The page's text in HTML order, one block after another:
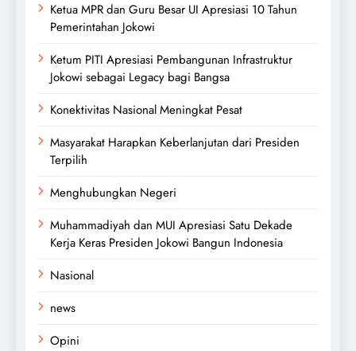
Ketua MPR dan Guru Besar UI Apresiasi 10 Tahun
Pemerintahan Jokowi
Ketum PITI Apresiasi Pembangunan Infrastruktur
Jokowi sebagai Legacy bagi Bangsa
Konektivitas Nasional Meningkat Pesat
Masyarakat Harapkan Keberlanjutan dari Presiden
Terpilih
Menghubungkan Negeri
Muhammadiyah dan MUI Apresiasi Satu Dekade
Kerja Keras Presiden Jokowi Bangun Indonesia
Nasional
news
Opini